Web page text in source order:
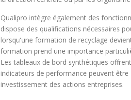
Qualipro intègre également des
dispose des qualifications nécessaires
lorsqu'une formation de recyclage
formation prend une importance
Les tableaux de bord synthétiques
indicateurs de performance peuvent
investissement des actions entreprises.